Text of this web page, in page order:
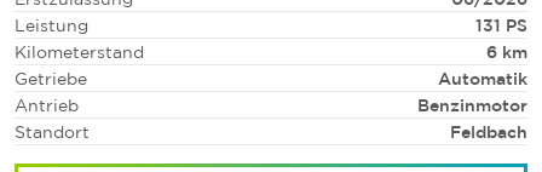
Leistung
131 PS
Kilometerstand
6 km
Getriebe
Automatik
Antrieb
Benzinmotor
Standort
Feldbach